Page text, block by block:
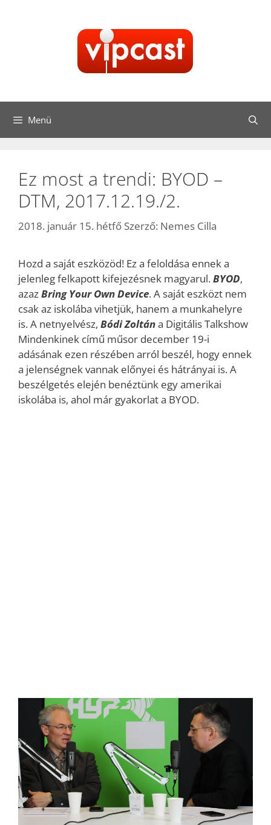
Menü
Ez most a trendi: BYOD –
DTM, 2017.12.19./2.
2018. január 15. hétfő Szerző: Nemes Cilla
Hozd a saját eszközöd! Ez a feloldása ennek a
jelenleg felkapott kifejezésnek magyarul.BYOD,
azazBring Your Own Device. A saját eszközt nem
csak az iskolába vihetjük, hanem a munkahelyre
is. A netnyelvész, Bódi Zoltána Digitális Talkshow
Mindenkinek című műsor december 19-i
adásának ezen részében arról beszél, hogy ennek
a jelenségnek vannak előnyei és hátrányai is. A
beszélgetés elején benéztünk egy amerikai
iskolába is, ahol már gyakorlat a BYOD.